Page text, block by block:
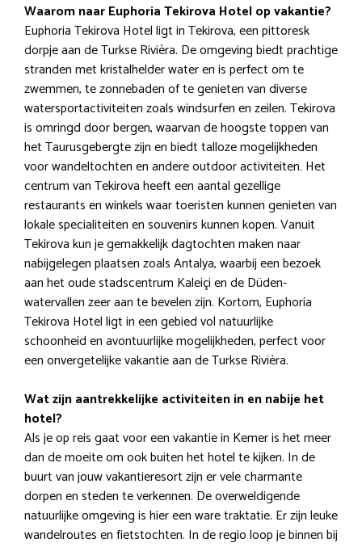
Waarom naar Euphoria Tekirova Hotel op vakantie?
Euphoria Tekirova Hotel ligt in Tekirova, een pittoresk
dorpje aan de Turkse Rivièra. De omgeving biedt prachtige
stranden met kristalhelder water en is perfect om te
zwemmen, te zonnebaden of te genieten van diverse
watersportactiviteiten zoals windsurfen en zeilen. Tekirova
is omringd door bergen, waarvan de hoogste toppen van
het Taurusgebergte zijn en biedt talloze mogelijkheden
voor wandeltochten en andere outdoor activiteiten. Het
centrum van Tekirova heeft een aantal gezellige
restaurants en winkels waar toeristen kunnen genieten van
lokale specialiteiten en souvenirs kunnen kopen. Vanuit
Tekirova kun je gemakkelijk dagtochten maken naar
nabijgelegen plaatsen zoals Antalya, waarbij een bezoek
aan het oude stadscentrum Kaleiçi en de Düden-
watervallen zeer aan te bevelen zijn. Kortom, Euphoria
Tekirova Hotel ligt in een gebied vol natuurlijke
schoonheid en avontuurlijke mogelijkheden, perfect voor
een onvergetelijke vakantie aan de Turkse Rivièra.
Wat zijn aantrekkelijke activiteiten in en nabije het
hotel?
Als je op reis gaat voor een vakantie in Kemer is het meer
dan de moeite om ook buiten het hotel te kijken. In de
buurt van jouw vakantieresort zijn er vele charmante
dorpen en steden te verkennen. De overweldigende
natuurlijke omgeving is hier een ware traktatie. Er zijn leuke
wandelroutes en fietstochten. In de regio loop je binnen bij